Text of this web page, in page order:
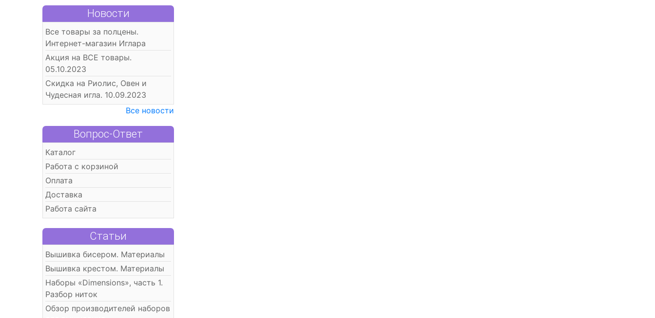
Новости
Все товары за полцены.
Интернет-магазин Иглара
Акция на ВСЕ товары.
05.10.2023
Скидка на Риолис, Овен и
Чудесная игла. 10.09.2023
Все новости
Вопрос-Ответ
Каталог
Работа с корзиной
Оплата
Доставка
Работа сайта
Статьи
Вышивка бисером. Материалы
Вышивка крестом. Материалы
Наборы «Dimensions», часть 1.
Разбор ниток
Обзор производителей наборов